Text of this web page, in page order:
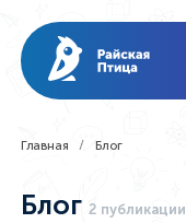
Главная Блог
Блог 2 публикации